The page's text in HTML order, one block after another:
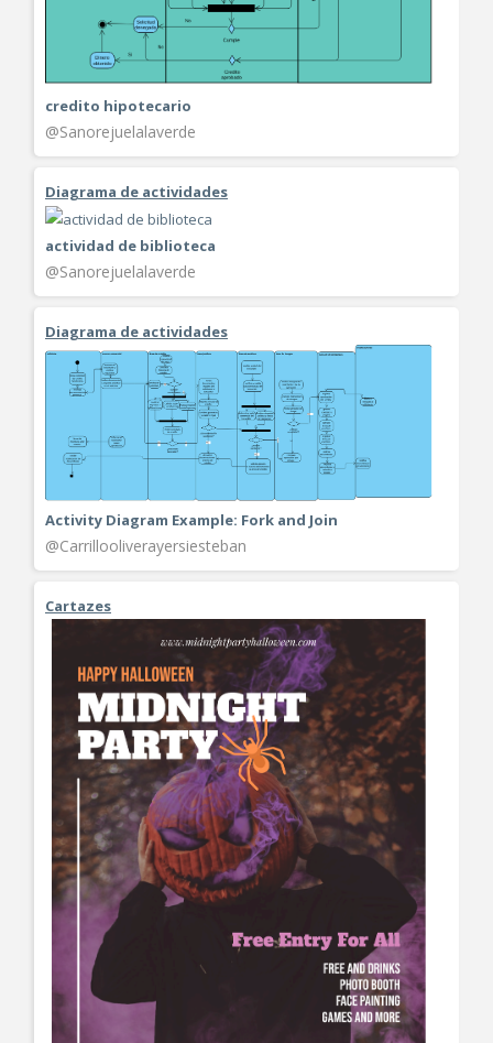
credito hipotecario
@Sanorejuelalaverde
Diagrama de actividades
actividad de biblioteca
@Sanorejuelalaverde
Diagrama de actividades
Activity Diagram Example: Fork and Join
@Carrillooliverayersiesteban
Cartazes